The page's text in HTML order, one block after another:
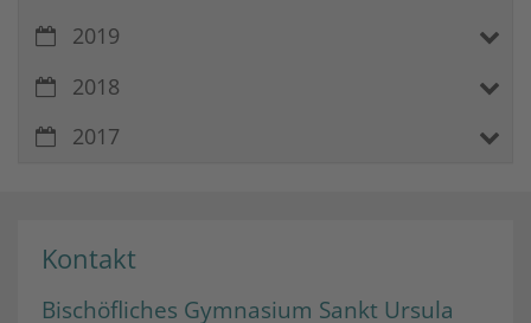
2019
2018
2017
Kontakt
Bischöfliches Gymnasium Sankt Ursula